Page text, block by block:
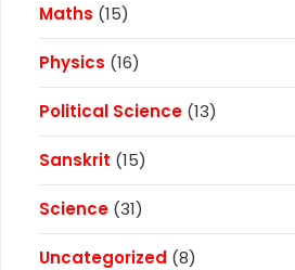
Maths (15)
Physics (16)
Political Science (13)
Sanskrit (15)
Science (31)
Uncategorized (8)